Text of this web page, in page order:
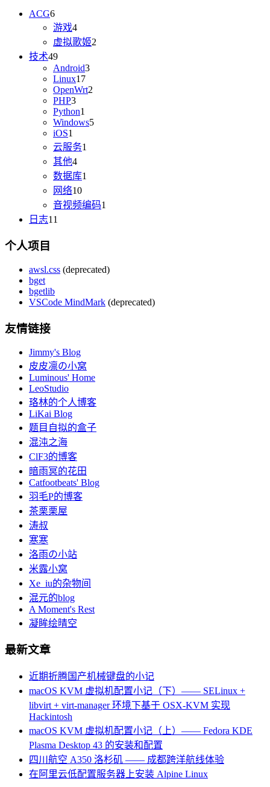
ACG6
游戏4
虚拟歌姬2
技术49
Android3
Linux17
OpenWrt2
PHP3
Python1
Windows5
iOS1
云服务1
其他4
数据库1
网络10
音视频编码1
日志11
个人项目
awsl.css (deprecated)
bget
bgetlib
VSCode MindMark (deprecated)
友情链接
Jimmy's Blog
皮皮凛の小窝
Luminous' Home
LeoStudio
珞林的个人博客
LiKai Blog
题目自拟的盒子
混沌之海
ClF3的博客
暗雨冥的花田
Catfootbeats' Blog
羽毛P的博客
茶栗栗屋
涛叔
寒寒
洛雨の小站
米露小窝
Xe_iu的杂物间
混元的blog
A Moment's Rest
凝眸绘晴空
最新文章
近期折腾国产机械键盘的小记
macOS KVM 虚拟机配置小记（下）—— SELinux +
libvirt + virt-manager 环境下基于 OSX-KVM 实现
Hackintosh
macOS KVM 虚拟机配置小记（上）—— Fedora KDE
Plasma Desktop 43 的安装和配置
四川航空 A350 洛杉矶 —— 成都跨洋航线体验
在阿里云低配置服务器上安装 Alpine Linux